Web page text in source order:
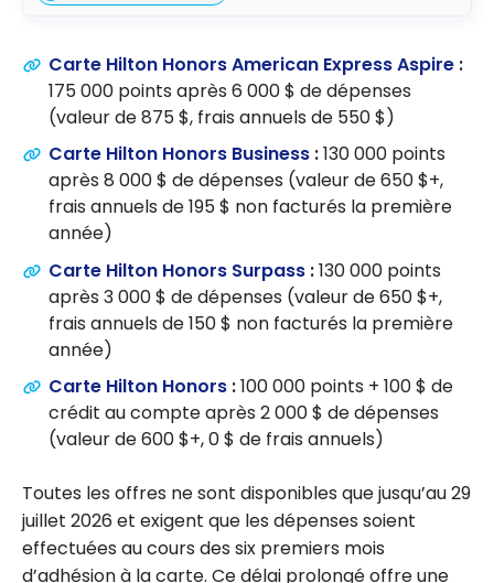
Carte Hilton Honors American Express Aspire :
175 000 points après 6 000 $ de dépenses
(valeur de 875 $, frais annuels de 550 $)
Carte Hilton Honors Business :130 000 points
après 8 000 $ de dépenses (valeur de 650 $+,
frais annuels de 195 $ non facturés la première
année)
Carte Hilton Honors Surpass :130 000 points
après 3 000 $ de dépenses (valeur de 650 $+,
frais annuels de 150 $ non facturés la première
année)
Carte Hilton Honors :100 000 points + 100 $ de
crédit au compte après 2 000 $ de dépenses
(valeur de 600 $+, 0 $ de frais annuels)
Toutes les offres ne sont disponibles que jusqu’au 29
juillet 2026 et exigent que les dépenses soient
effectuées au cours des six premiers mois
d’adhésion à la carte. Ce délai prolongé offre une